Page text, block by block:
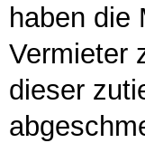
haben die
Vermieter
dieser